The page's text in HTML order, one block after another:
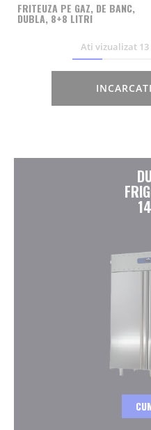
FRITEUZA PE GAZ, DE BANC,
DUBLA, 8+8 LITRI
Ati vizualizat 13